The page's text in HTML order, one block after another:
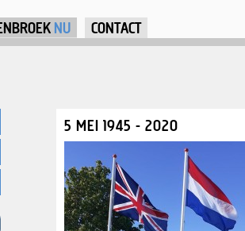
NU CONTACT
5 MEI 1945 - 2020